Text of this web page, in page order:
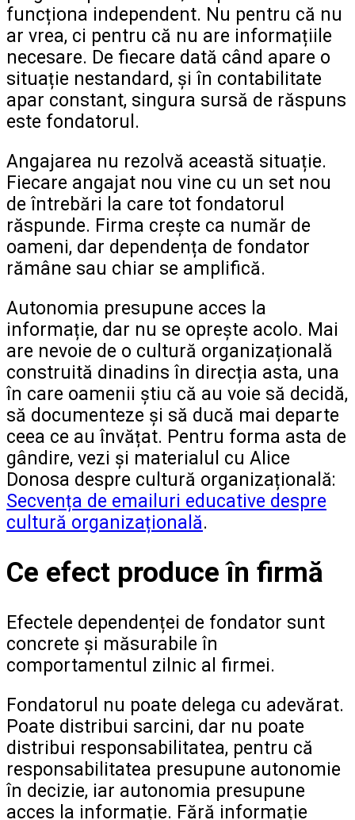
funcționa independent. Nu pentru că nu
ar vrea, ci pentru că nu are informațiile
necesare. De fiecare dată când apare o
situație nestandard, și în contabilitate
apar constant, singura sursă de răspuns
este fondatorul.
Angajarea nu rezolvă această situație.
Fiecare angajat nou vine cu un set nou
de întrebări la care tot fondatorul
răspunde. Firma crește ca număr de
oameni, dar dependența de fondator
rămâne sau chiar se amplifică.
Autonomia presupune acces la
informație, dar nu se oprește acolo. Mai
are nevoie de o cultură organizațională
construită dinadins în direcția asta, una
în care oamenii știu că au voie să decidă,
să documenteze și să ducă mai departe
ceea ce au învățat. Pentru forma asta de
gândire, vezi și materialul cu Alice
Donosa despre cultură organizațională:
Secvența de emailuri educative despre
cultură organizațională.
Ce efect produce în firmă
Efectele dependenței de fondator sunt
concrete și măsurabile în
comportamentul zilnic al firmei.
Fondatorul nu poate delega cu adevărat.
Poate distribui sarcini, dar nu poate
distribui responsabilitatea, pentru că
responsabilitatea presupune autonomie
în decizie, iar autonomia presupune
acces la informație. Fără informație